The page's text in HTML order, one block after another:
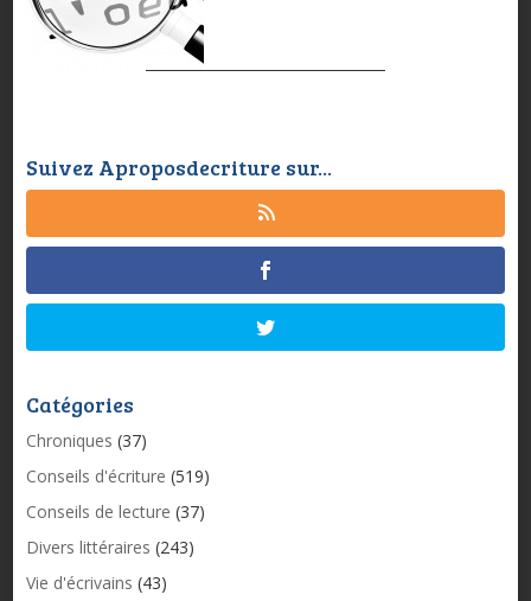
Suivez Aproposdecriture sur...
Catégories
Chroniques (37)
Conseils d'écriture (519)
Conseils de lecture (37)
Divers littéraires (243)
Vie d'écrivains (43)